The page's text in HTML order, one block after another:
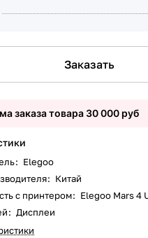
Заказать
заказа товара 30 000 руб
: Elegoo
: Китай
с принтером: Elegoo Mars 4
: Дисплеи